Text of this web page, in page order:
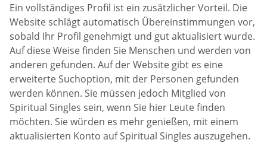
Ein vollständiges Profil ist ein zusätzlicher Vorteil. Die
Website schlägt automatisch Übereinstimmungen vor,
sobald Ihr Profil genehmigt und gut aktualisiert wurde.
Auf diese Weise finden Sie Menschen und werden von
anderen gefunden. Auf der Website gibt es eine
erweiterte Suchoption, mit der Personen gefunden
werden können. Sie müssen jedoch Mitglied von
Spiritual Singles sein, wenn Sie hier Leute finden
möchten. Sie würden es mehr genießen, mit einem
aktualisierten Konto auf Spiritual Singles auszugehen.